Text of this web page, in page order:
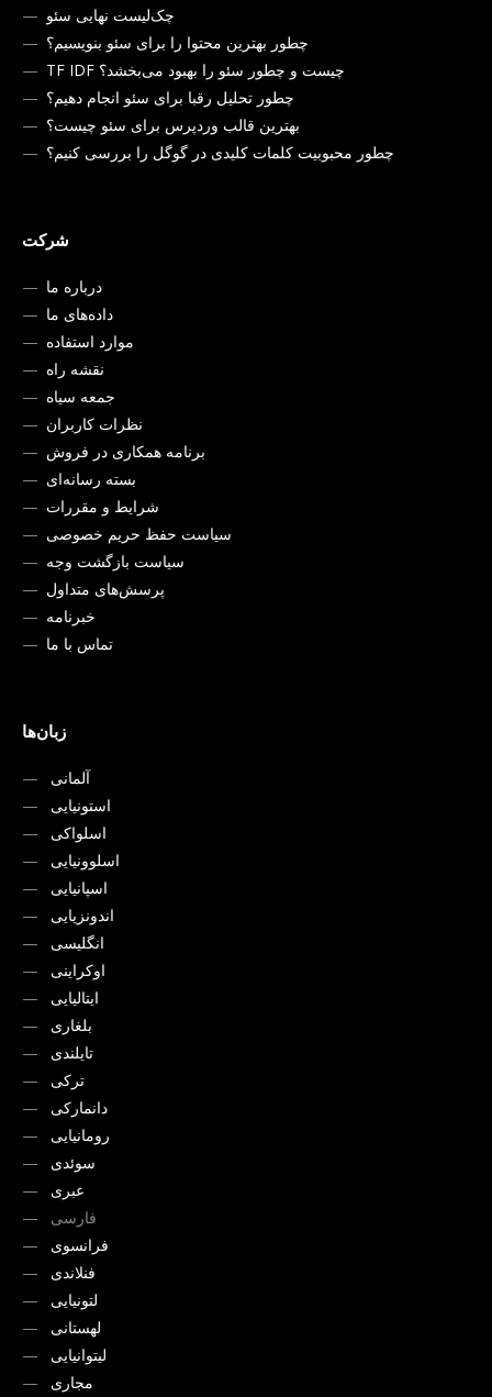
چک‌لیست نهایی سئو
چطور بهترین محتوا را برای سئو بنویسیم؟
TF IDF چیست و چطور سئو را بهبود می‌بخشد؟
چطور تحلیل رقبا برای سئو انجام دهیم؟
بهترین قالب وردپرس برای سئو چیست؟
چطور محبوبیت کلمات کلیدی در گوگل را بررسی کنیم؟
شرکت
درباره ما
داده‌های ما
موارد استفاده
نقشه راه
جمعه سیاه
نظرات کاربران
برنامه همکاری در فروش
بسته رسانه‌ای
شرایط و مقررات
سیاست حفظ حریم خصوصی
سیاست بازگشت وجه
پرسش‌های متداول
خبرنامه
تماس با ما
زبان‌ها
آلمانی
استونیایی
اسلواکی
اسلوونیایی
اسپانیایی
اندونزیایی
انگلیسی
اوکراینی
ایتالیایی
بلغاری
تایلندی
ترکی
دانمارکی
رومانیایی
سوئدی
عبری
فارسی
فرانسوی
فنلاندی
لتونیایی
لهستانی
لیتوانیایی
مجاری